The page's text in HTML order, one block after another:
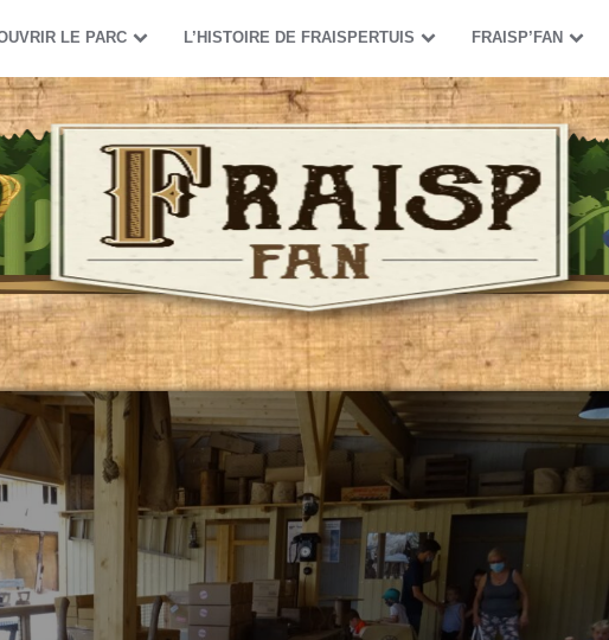
LE PARC L’HISTOIRE DE FRAISPERTUIS FRAISP’FAN